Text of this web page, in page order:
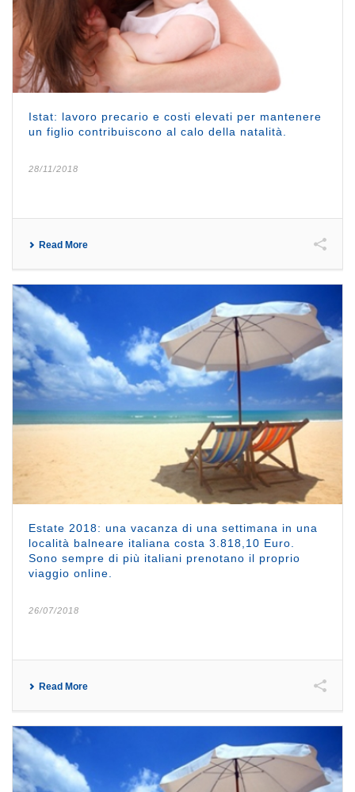
Istat: lavoro precario e costi elevati per mantenere
un figlio contribuiscono al calo della natalità.
28/11/2018
Read More
Estate 2018: una vacanza di una settimana in una
località balneare italiana costa 3.818,10 Euro.
Sono sempre di più italiani prenotano il proprio
viaggio online.
26/07/2018
Read More